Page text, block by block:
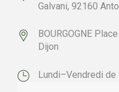
Galvani, 92160
BOURGOGNE
Dijon
Lundi–Vendredi de